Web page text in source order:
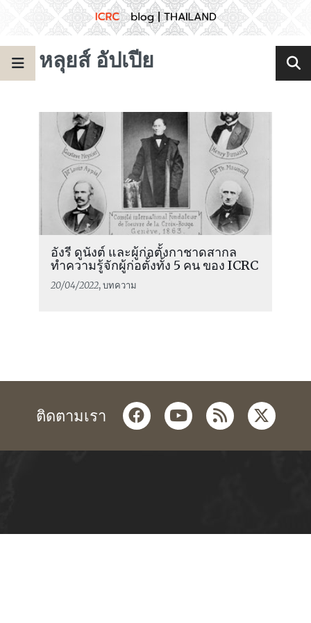
หลุยส์ อัปเปีย
อังรี ดูนังต์ และผู้ก่อตั้งกาชาดสากล
ทำความรู้จักผู้ก่อตั้งทั้ง 5 คน ของ ICRC
20/04/2022, บทความ
ติดตามเรา facebookyoutube
rss twitter